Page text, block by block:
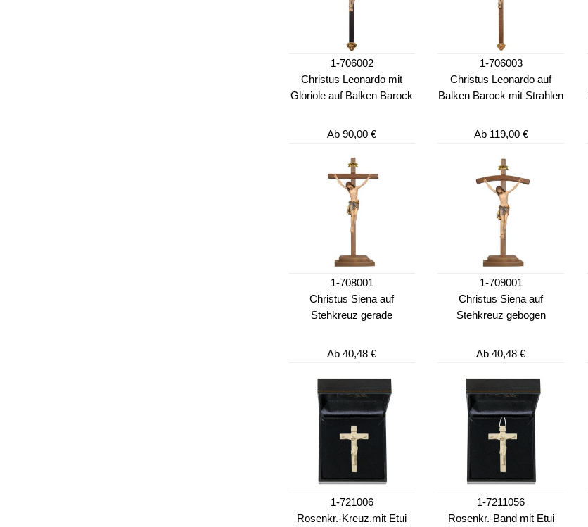
1-706002
Christus Leonardo mit
Gloriole auf Balken Barock
Ab 90,00 €
1-706003
Christus Leonardo auf
Balken Barock mit Strahlen
Ab119,00 €
1-708001
Christus Siena auf
Stehkreuz gerade
Ab 40,48 €
1-709001
Christus Siena auf
Stehkreuz gebogen
Ab 40,48 €
1-721006
Rosenkr.-Kreuz.mit Etui
1-7211056
Rosenkr.-Band mit Etui